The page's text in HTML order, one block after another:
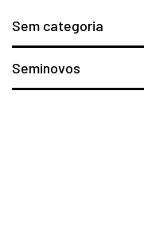
Sem categoria
Seminovos